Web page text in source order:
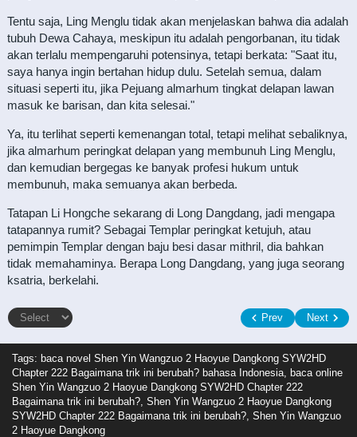
Tentu saja, Ling Menglu tidak akan menjelaskan bahwa dia adalah
tubuh Dewa Cahaya, meskipun itu adalah pengorbanan, itu tidak
akan terlalu mempengaruhi potensinya, tetapi berkata: "Saat itu,
saya hanya ingin bertahan hidup dulu. Setelah semua, dalam
situasi seperti itu, jika Pejuang almarhum tingkat delapan lawan
masuk ke barisan, dan kita selesai."
Ya, itu terlihat seperti kemenangan total, tetapi melihat sebaliknya,
jika almarhum peringkat delapan yang membunuh Ling Menglu,
dan kemudian bergegas ke banyak profesi hukum untuk
membunuh, maka semuanya akan berbeda.
Tatapan Li Hongche sekarang di Long Dangdang, jadi mengapa
tatapannya rumit? Sebagai Templar peringkat ketujuh, atau
pemimpin Templar dengan baju besi dasar mithril, dia bahkan
tidak memahaminya. Berapa Long Dangdang, yang juga seorang
ksatria, berkelahi.
Prev Next
Tags: baca novel Shen Yin Wangzuo 2 Haoyue Dangkong SYW2HD
Chapter 222 Bagaimana trik ini berubah? bahasa Indonesia, baca online
Shen Yin Wangzuo 2 Haoyue Dangkong SYW2HD Chapter 222
Bagaimana trik ini berubah?, Shen Yin Wangzuo 2 Haoyue Dangkong
SYW2HD Chapter 222 Bagaimana trik ini berubah?, Shen Yin Wangzuo
2 Haoyue Dangkong